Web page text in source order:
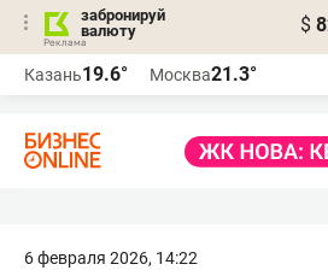
забронируй
валюту
$
Казань19.6° Москва21.3°
6 февраля 2026, 14:22